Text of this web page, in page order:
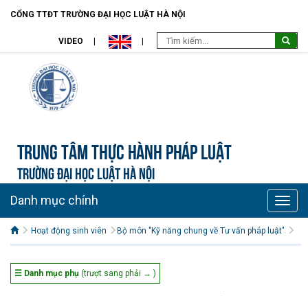
CỔNG TTĐT TRƯỜNG ĐẠI HỌC LUẬT HÀ NỘI
VIDEO
Trung tâm Thực hành pháp luật
TRƯỜNG ĐẠI HỌC LUẬT HÀ NỘI
Toggle
Danh mục chính
Hoạt động sinh viên Bộ môn "Kỹ năng chung về Tư vấn pháp luật"
☰ Danh mục phụ (trượt sang phải → )